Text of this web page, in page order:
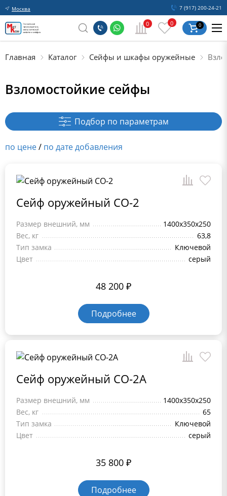
Москва 7 (917) 200-24-21
0 0 0
Главная Каталог Сейфы и шкафы оружейные
Взломостойкие сейфы
Подбор по параметрам
по цене/ по дате добавления
Сейф оружейный СО-2
Размер внешний, мм
1400x350x250
Вес, кг
63,8
Тип замка
Ключевой
Цвет
серый
48 200 ₽
Подробнее
Сейф оружейный СО-2A
Размер внешний, мм
1400x350x250
Вес, кг
65
Тип замка
Ключевой
Цвет
серый
35 800 ₽
Подробнее